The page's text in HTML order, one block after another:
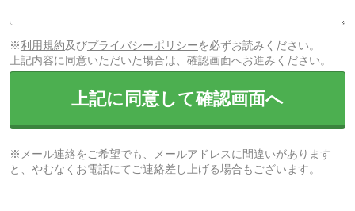
※利用規約及びプライバシーポリシーを必ずお読みください。
上記内容に同意いただいた場合は、確認画面へお進みください。
上記に同意して確認画面へ
※メール連絡をご希望でも、メールアドレスに間違いがあります
と、やむなくお電話にてご連絡差し上げる場合もございます。